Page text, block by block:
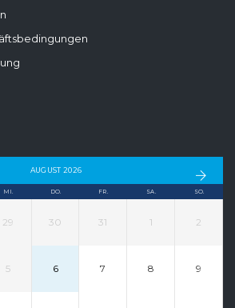
AUGUST 2026
MI. DO. FR. SA. SO.
29 30 31 1 2
5 6 7 8 9